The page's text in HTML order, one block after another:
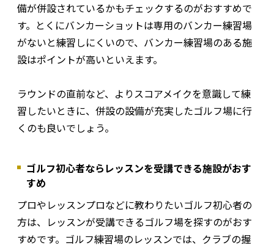
備が併設されているかもチェックするのがおすすめで
す。とくにバンカーショットは専用のバンカー練習場
がないと練習しにくいので、バンカー練習場のある施
設はポイントが高いといえます。
ラウンドの直前など、よりスコアメイクを意識して練
習したいときに、併設の設備が充実したゴルフ場に行
くのも良いでしょう。
ゴルフ初心者ならレッスンを受講できる施設がおす
すめ
プロやレッスンプロなどに教わりたいゴルフ初心者の
方は、レッスンが受講できるゴルフ場を探すのがおす
すめです。ゴルフ練習場のレッスンでは、クラブの握